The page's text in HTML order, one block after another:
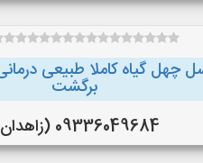
چهل گیاه کاملا طبیعی
برگشت
09336049684 (زاهدان )